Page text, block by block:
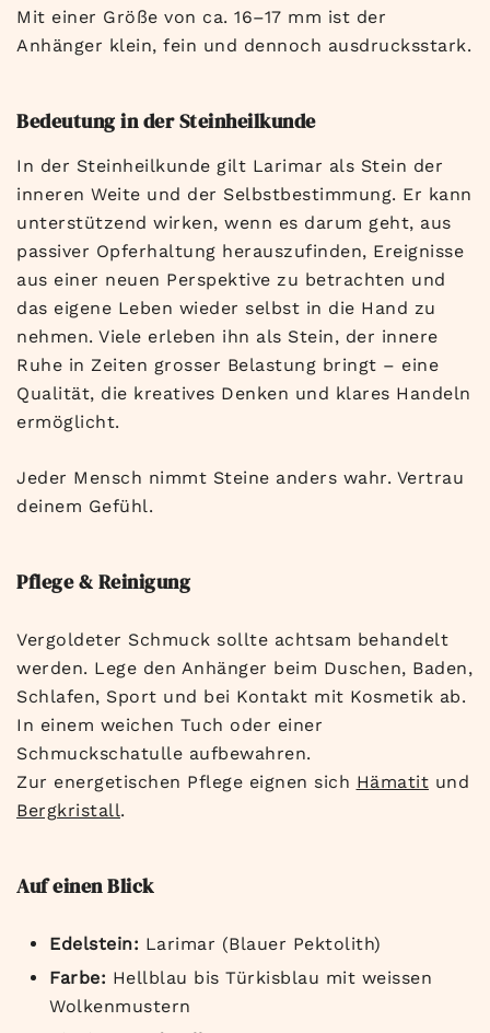
Mit einer Größe von ca. 16–17 mm ist der
Anhänger klein, fein und dennoch ausdrucksstark.
Bedeutung in der Steinheilkunde
In der Steinheilkunde gilt Larimar als Stein der
inneren Weite und der Selbstbestimmung. Er kann
unterstützend wirken, wenn es darum geht, aus
passiver Opferhaltung herauszufinden, Ereignisse
aus einer neuen Perspektive zu betrachten und
das eigene Leben wieder selbst in die Hand zu
nehmen. Viele erleben ihn als Stein, der innere
Ruhe in Zeiten grosser Belastung bringt – eine
Qualität, die kreatives Denken und klares Handeln
ermöglicht.
Jeder Mensch nimmt Steine anders wahr. Vertrau
deinem Gefühl.
Pflege & Reinigung
Vergoldeter Schmuck sollte achtsam behandelt
werden. Lege den Anhänger beim Duschen, Baden,
Schlafen, Sport und bei Kontakt mit Kosmetik ab.
In einem weichen Tuch oder einer
Schmuckschatulle aufbewahren.
Zur energetischen Pflege eignen sich Hämatit und
Bergkristall.
Auf einen Blick
Edelstein: Larimar (Blauer Pektolith)
Farbe: Hellblau bis Türkisblau mit weissen
Wolkenmustern